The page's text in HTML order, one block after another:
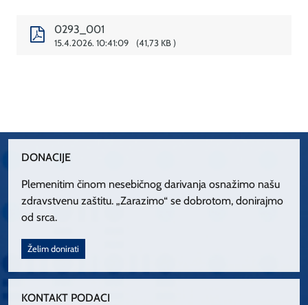
0293_001
15.4.2026. 10:41:09 41,73 KB
DONACIJE
Plemenitim činom nesebičnog darivanja osnažimo našu
zdravstvenu zaštitu. „Zarazimo“ se dobrotom, donirajmo
od srca.
Želim donirati
KONTAKT PODACI